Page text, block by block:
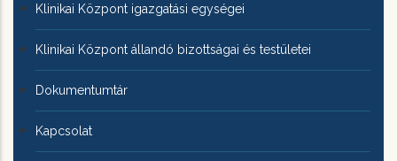
Klinikai Központ igazgatási egységei
Klinikai Központ állandó bizottságai és testületei
Dokumentumtár
Kapcsolat